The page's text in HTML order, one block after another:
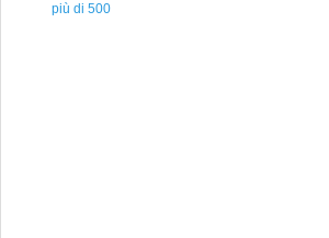
più di 500